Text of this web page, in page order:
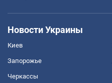
Новости Украины
Киев
Запорожье
Черкассы